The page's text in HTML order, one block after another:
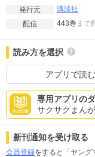
発行元
講談社
配信
443巻 まで
読み方を選択
アプリで読む
専用アプリの
サクサクまん
新刊通知を受け取る
会員登録をすると「ヤング